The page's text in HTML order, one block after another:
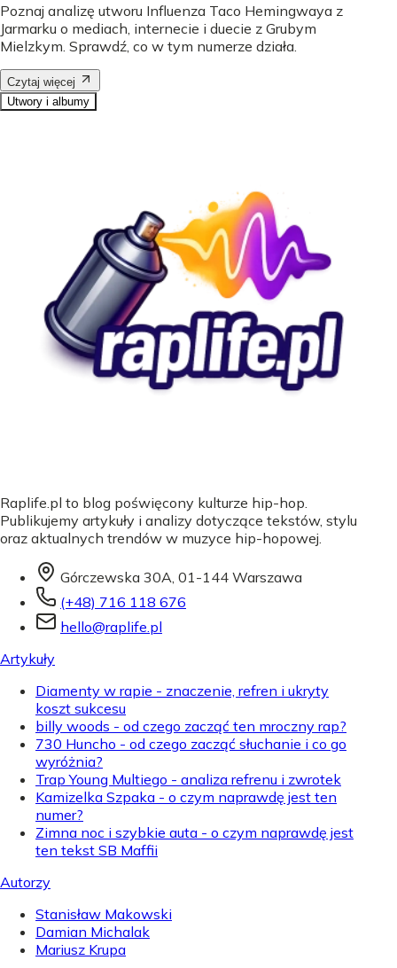
Poznaj analizę utworu Influenza Taco Hemingwaya z
Jarmarku o mediach, internecie i duecie z Grubym
Mielzkym. Sprawdź, co w tym numerze działa.
Czytaj więcej
Utwory i albumy
Raplife.pl to blog poświęcony kulturze hip-hop.
Publikujemy artykuły i analizy dotyczące tekstów, stylu
oraz aktualnych trendów w muzyce hip-hopowej.
Górczewska 30A, 01-144 Warszawa
(+48) 716 118 676
hello@raplife.pl
Artykuły
Diamenty w rapie - znaczenie, refren i ukryty
koszt sukcesu
billy woods - od czego zacząć ten mroczny rap?
730 Huncho - od czego zacząć słuchanie i co go
wyróżnia?
Trap Young Multiego - analiza refrenu i zwrotek
Kamizelka Szpaka - o czym naprawdę jest ten
numer?
Zimna noc i szybkie auta - o czym naprawdę jest
ten tekst SB Maffii
Autorzy
Stanisław Makowski
Damian Michalak
Mariusz Krupa